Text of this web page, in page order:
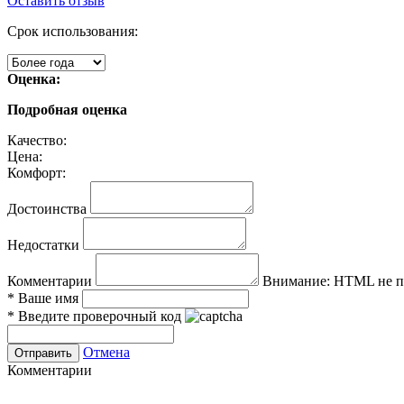
Срок использования:
Оценка:
Подробная оценка
Качество:
Цена:
Комфорт:
Достоинства
Недостатки
Комментарии Внимание: HTML не
* Ваше имя
* Введите проверочный код
Отмена
Комментарии